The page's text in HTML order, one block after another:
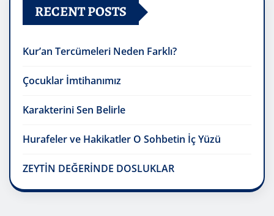
RECENT POSTS
Kur’an Tercümeleri Neden Farklı?
Çocuklar İmtihanımız
Karakterini Sen Belirle
Hurafeler ve Hakikatler O Sohbetin İç Yüzü
ZEYTİN DEĞERİNDE DOSLUKLAR